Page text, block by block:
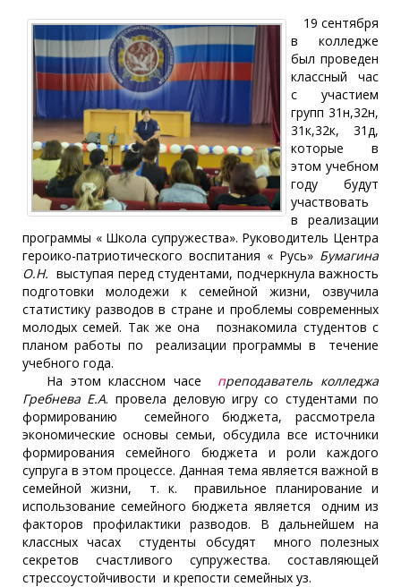
19 сентября
в колледже
был проведен
классный час
с участием
групп 31н,32н,
31к,32к, 31д,
которые в
этом учебном
году будут
участвовать
в реализации
программы « Школа супружества». Руководитель Центра
героико-патриотического воспитания « Русь» Бумагина
О.Н. выступая перед студентами, подчеркнула важность
подготовки молодежи к семейной жизни, озвучила
статистику разводов в стране и проблемы современных
молодых семей. Так же она познакомила студентов с
планом работы по реализации программы в течение
учебного года.
На этом классном часе преподаватель колледжа
Гребнева Е.А. провела деловую игру со студентами по
формированию семейного бюджета, рассмотрела
экономические основы семьи, обсудила все источники
формирования семейного бюджета и роли каждого
супруга в этом процессе. Данная тема является важной в
семейной жизни, т. к. правильное планирование и
использование семейного бюджета является одним из
факторов профилактики разводов. В дальнейшем на
классных часах студенты обсудят много полезных
секретов счастливого супружества. составляющей
стрессоустойчивости и крепости семейных уз.